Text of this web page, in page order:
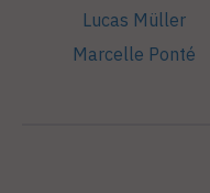
Lucas Müller
Marcelle Ponté